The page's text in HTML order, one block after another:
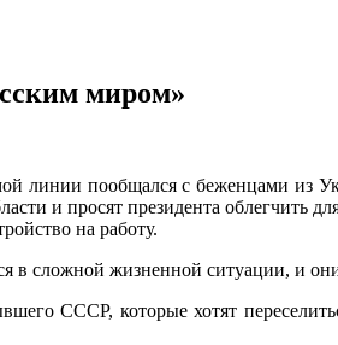
миром»
линии пообщался с беженцами из
и просят президента облегчить
на работу.
в сложной жизненной ситуации, и
СССР, которые хотят